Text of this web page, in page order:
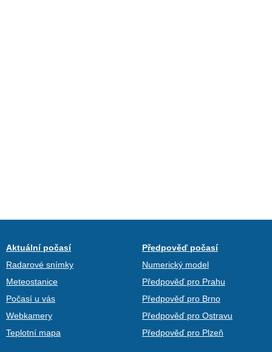
Aktuální počasí
Radarové snímky
Meteostanice
Počasí u vás
Webkamery
Teplotní mapa
Předpověď počasí
Numerický model
Předpověď pro Prahu
Předpověď pro Brno
Předpověď pro Ostravu
Předpověď pro Plzeň